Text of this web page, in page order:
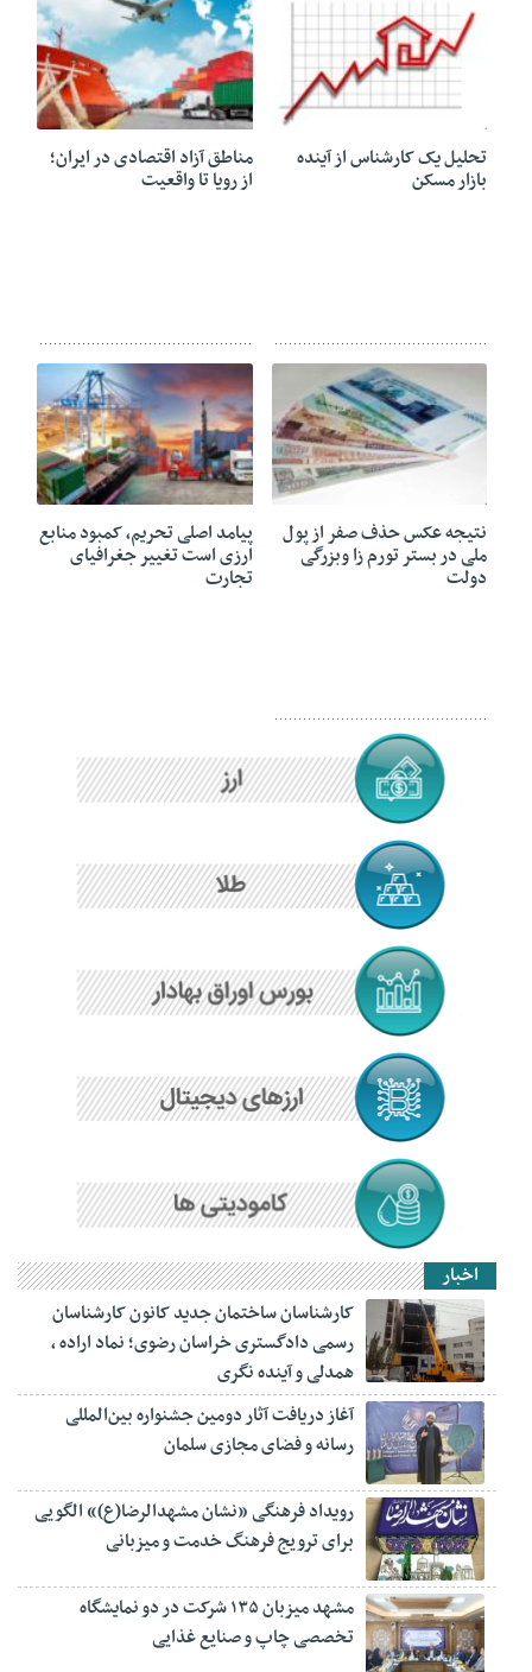
15 ژوئن 2020
تحلیل یک کارشناس از آینده
بازار مسکن
15 ژوئن 2020
مناطق آزاد اقتصادی در ایران؛
از رویا تا واقعیت
نتیجه عکس حذف صفر از پول
ملی در بستر تورم زا وبزرگی
دولت
15 ژوئن 2020
پیامد اصلی تحریم، کمبود منابع
ارزی است تغییر جغرافیای
تجارت
اخبار
کارشناسان ساختمان جدید کانون کارشناسان
رسمی دادگستری خراسان رضوی؛ نماد اراده ،
همدلی و آینده نگری
آغاز دریافت آثار دومین جشنواره بین‌المللی
رسانه و فضای مجازی سلمان
رویداد فرهنگی «نشان مشهدالرضا(ع)» الگویی
برای ترویج فرهنگ خدمت و میزبانی
مشهد میزبان ۱۳۵ شرکت در دو نمایشگاه
تخصصی چاپ و صنایع غذایی